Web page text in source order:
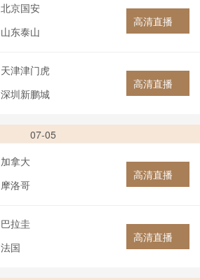
北京国安
山东泰山
高清直播
天津津门虎
深圳新鹏城
高清直播
07-05
加拿大
摩洛哥
高清直播
巴拉圭
法国
高清直播